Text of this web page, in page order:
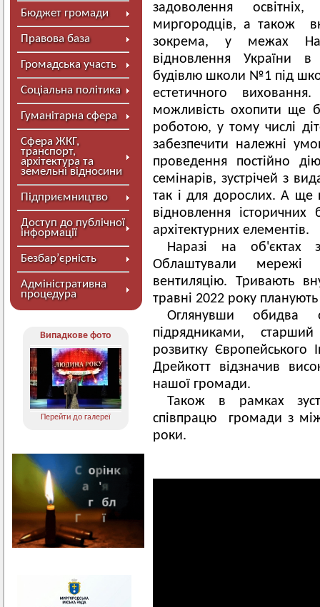
Бюджет громади
Правова база
Громадська участь
Соціальна політика
Гуманітарна сфера
Сфера ЖКГ,
транспорт,
архітектура та
земельні відносини
Підприємництво
Доступ до публічної
інформації
Безбар’єрність
Адміністративна
процедура
Випадкове фото
Перейти до галереї
задоволення
миргородців, а також
зокрема, у межах
відновлення України
будівлю школи №1 під
естетичного
можливість охопити ще
роботою, у тому числі
забезпечити належні
проведення постійно
семінарів, зустрічей з
так і для дорослих. А ще
відновлення
архітектурних елементів.
Наразі на об'єктах
Облаштували мережі
вентиляцію. Тривають
травні 2022 року
Оглянувши обидва
підрядниками,
розвитку Європейського
Дрейкотт відзначив
нашої громади.
Також в рамках
співпрацю громади з
роки.